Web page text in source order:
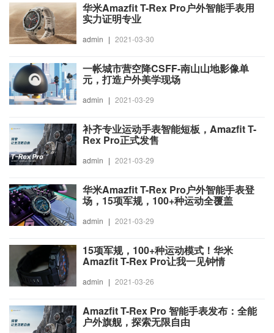
华米Amazfit T-Rex Pro户外智能手表用
实力证明专业
admin | 2021-03-30
一帐城市营空降CSFF-南山山地影像单
元，打造户外美学现场
admin | 2021-03-29
补齐专业运动手表智能短板，Amazfit T-
Rex Pro正式发售
admin | 2021-03-29
华米Amazfit T-Rex Pro户外智能手表登
场，15项军规，100+种运动全覆盖
admin | 2021-03-29
15项军规，100+种运动模式！华米
Amazfit T-Rex Pro让我一见钟情
admin | 2021-03-26
Amazfit T-Rex Pro 智能手表发布：全能
户外旗舰，探索无限自由